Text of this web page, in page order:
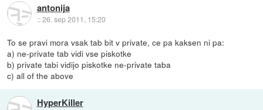
antonija
::26. sep 2011, 15:20
To se pravi mora vsak tab bit v private, ce pa kaksen ni pa:
a) ne-private tab vidi vse piskotke
b) private tabi vidijo piskotke ne-private taba
c) all of the above
HyperKiller